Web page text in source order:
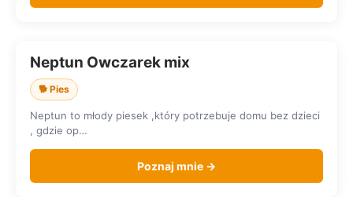
SZUKA DOMU
Neptun Owczarek mix
🐕 Pies
Neptun to młody piesek ,który potrzebuje domu bez dzieci
, gdzie op…
Poznaj mnie →